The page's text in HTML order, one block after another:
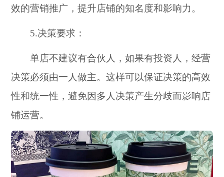
效的营销推广，提升店铺的知名度和影响力。
5.决策要求：
单店不建议有合伙人，如果有投资人，经营
决策必须由一人做主。这样可以保证决策的高效
性和统一性，避免因多人决策产生分歧而影响店
铺运营。